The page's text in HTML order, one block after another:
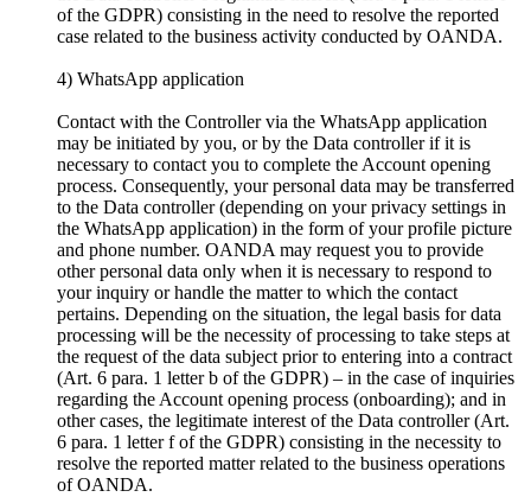
of the GDPR) consisting in the need to resolve the reported
case related to the business activity conducted by OANDA.
4) WhatsApp application
Contact with the Controller via the WhatsApp application
may be initiated by you, or by the Data controller if it is
necessary to contact you to complete the Account opening
process. Consequently, your personal data may be transferred
to the Data controller (depending on your privacy settings in
the WhatsApp application) in the form of your profile picture
and phone number. OANDA may request you to provide
other personal data only when it is necessary to respond to
your inquiry or handle the matter to which the contact
pertains. Depending on the situation, the legal basis for data
processing will be the necessity of processing to take steps at
the request of the data subject prior to entering into a contract
(Art. 6 para. 1 letter b of the GDPR) – in the case of inquiries
regarding the Account opening process (onboarding); and in
other cases, the legitimate interest of the Data controller (Art.
6 para. 1 letter f of the GDPR) consisting in the necessity to
resolve the reported matter related to the business operations
of OANDA.